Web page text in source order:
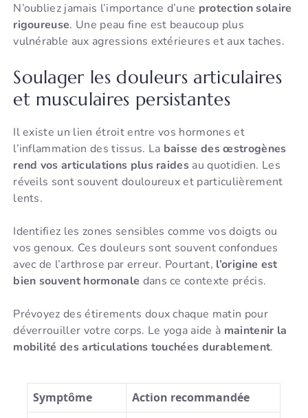
N’oubliez jamais l’importance d’une protection solaire
rigoureuse. Une peau fine est beaucoup plus
vulnérable aux agressions extérieures et aux taches.
Soulager les douleurs articulaires
et musculaires persistantes
Il existe un lien étroit entre vos hormones et
l’inflammation des tissus. La baisse des œstrogènes
rend vos articulations plus raides au quotidien. Les
réveils sont souvent douloureux et particulièrement
lents.
Identifiez les zones sensibles comme vos doigts ou
vos genoux. Ces douleurs sont souvent confondues
avec de l’arthrose par erreur. Pourtant, l’origine est
bien souvent hormonale dans ce contexte précis.
Prévoyez des étirements doux chaque matin pour
déverrouiller votre corps. Le yoga aide à maintenir la
mobilité des articulations touchées durablement.
Symptôme
Action recommandée